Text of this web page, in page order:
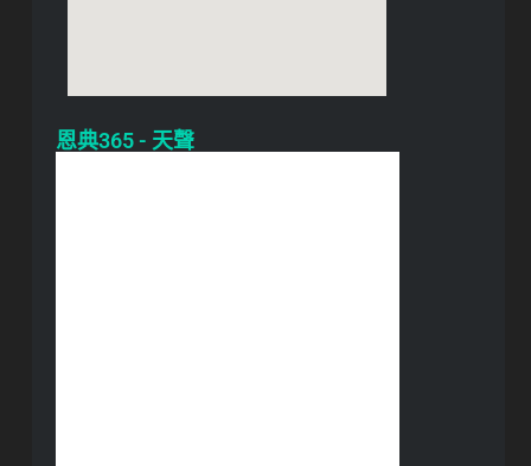
恩典365 - 天聲